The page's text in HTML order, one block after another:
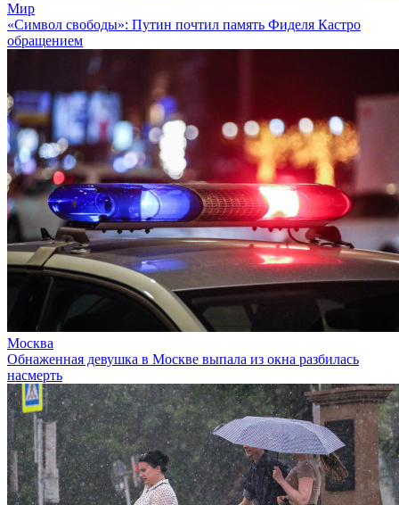
Мир
«Символ свободы»: Путин почтил память Фиделя Кастро
обращением
Москва
Обнаженная девушка в Москве выпала из окна разбилась
насмерть